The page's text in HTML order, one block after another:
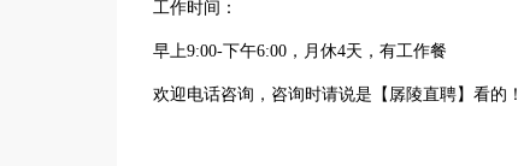
工作时间：
早上9:00-下午6:00，月休4天，有工作餐
欢迎电话咨询，咨询时请说是【孱陵直聘】看的！